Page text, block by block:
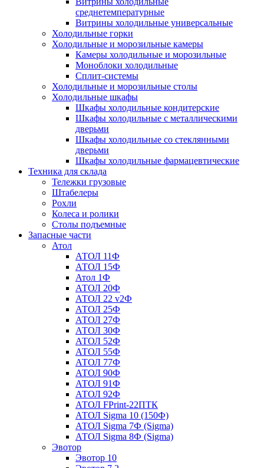
среднетемпературные
Витрины холодильные универсальные
Холодильные горки
Холодильные и морозильные камеры
Камеры холодильные и морозильные
Моноблоки холодильные
Сплит-системы
Холодильные и морозильные столы
Холодильные шкафы
Шкафы холодильные кондитерские
Шкафы холодильные с металлическими
дверьми
Шкафы холодильные со стеклянными
дверьми
Шкафы холодильные фармацевтические
Техника для склада
Тележки грузовые
Штабелеры
Рохли
Колеса и ролики
Столы подъемные
Запасные части
Атол
АТОЛ 11Ф
АТОЛ 15Ф
Атол 1Ф
АТОЛ 20Ф
АТОЛ 22 v2Ф
АТОЛ 25Ф
АТОЛ 27Ф
АТОЛ 30Ф
АТОЛ 52Ф
АТОЛ 55Ф
АТОЛ 77Ф
АТОЛ 90Ф
АТОЛ 91Ф
АТОЛ 92Ф
АТОЛ FPrint-22ПТК
АТОЛ Sigma 10 (150Ф)
АТОЛ Sigma 7Ф (Sigma)
АТОЛ Sigma 8Ф (Sigma)
Эвотор
Эвотор 10